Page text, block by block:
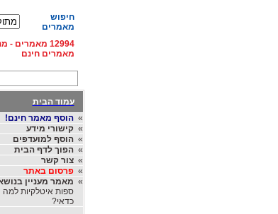
חיפוש
מאמרים
12994
מאמרים חינם
עמוד הבית
»הוסף מאמר חינם!
»קישורי מידע
»הוסף למועדפים
»הפוך לדף הבית
»צור קשר
»פרסום באתר
» מאמר מעניין
ספות איטלקיות למה
כדאי?